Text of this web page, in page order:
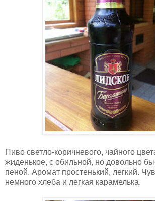
Пиво светло-коричневого, чайного
жиденькое, с обильной, но довольно
пеной. Аромат простенький, легкий.
немного хлеба и легкая карамелька.